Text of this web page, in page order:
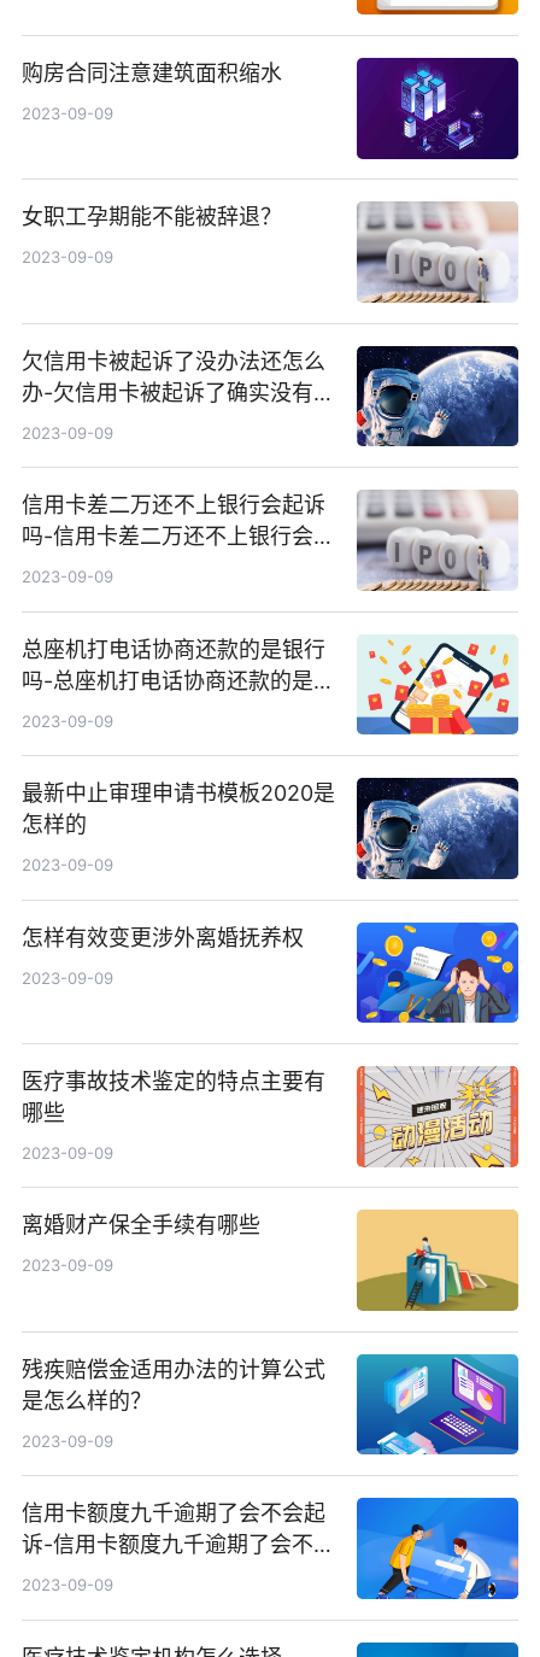
购房合同注意建筑面积缩水
2023-09-09
女职工孕期能不能被辞退？
2023-09-09
欠信用卡被起诉了没办法还怎么
办-欠信用卡被起诉了确实没有钱
还怎么办
2023-09-09
信用卡差二万还不上银行会起诉
吗-信用卡差二万还不上银行会起
诉吗知乎
2023-09-09
总座机打电话协商还款的是银行
吗-总座机打电话协商还款的是银
行吗是真的吗
2023-09-09
最新中止审理申请书模板2020是
怎样的
2023-09-09
怎样有效变更涉外离婚抚养权
2023-09-09
医疗事故技术鉴定的特点主要有
哪些
2023-09-09
离婚财产保全手续有哪些
2023-09-09
残疾赔偿金适用办法的计算公式
是怎么样的？
2023-09-09
信用卡额度九千逾期了会不会起
诉-信用卡额度九千逾期了会不会
起诉我
2023-09-09